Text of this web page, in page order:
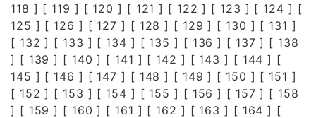
118 ] [ 119 ] [ 120 ] [ 121 ] [ 122 ] [ 123 ] [ 124 ] [
125 ] [ 126 ] [ 127 ] [ 128 ] [ 129 ] [ 130 ] [ 131 ]
[ 132 ] [ 133 ] [ 134 ] [ 135 ] [ 136 ] [ 137 ] [ 138
] [ 139 ] [ 140 ] [ 141 ] [ 142 ] [ 143 ] [ 144 ] [
145 ] [ 146 ] [ 147 ] [ 148 ] [ 149 ] [ 150 ] [ 151 ]
[ 152 ] [ 153 ] [ 154 ] [ 155 ] [ 156 ] [ 157 ] [ 158
] [ 159 ] [ 160 ] [ 161 ] [ 162 ] [ 163 ] [ 164 ] [